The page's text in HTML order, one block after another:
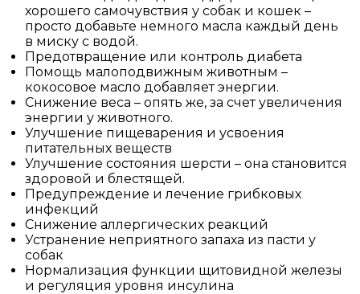
хорошего самочувствия у собак и кошек –
просто добавьте немного масла каждый день
в миску с водой.
Предотвращение или контроль диабета
Помощь малоподвижным животным –
кокосовое масло добавляет энергии.
Снижение веса – опять же, за счет увеличения
энергии у животного.
Улучшение пищеварения и усвоения
питательных веществ
Улучшение состояния шерсти – она становится
здоровой и блестящей.
Предупреждение и лечение грибковых
инфекций
Снижение аллергических реакций
Устранение неприятного запаха из пасти у
собак
Нормализация функции щитовидной железы
и регуляция уровня инсулина